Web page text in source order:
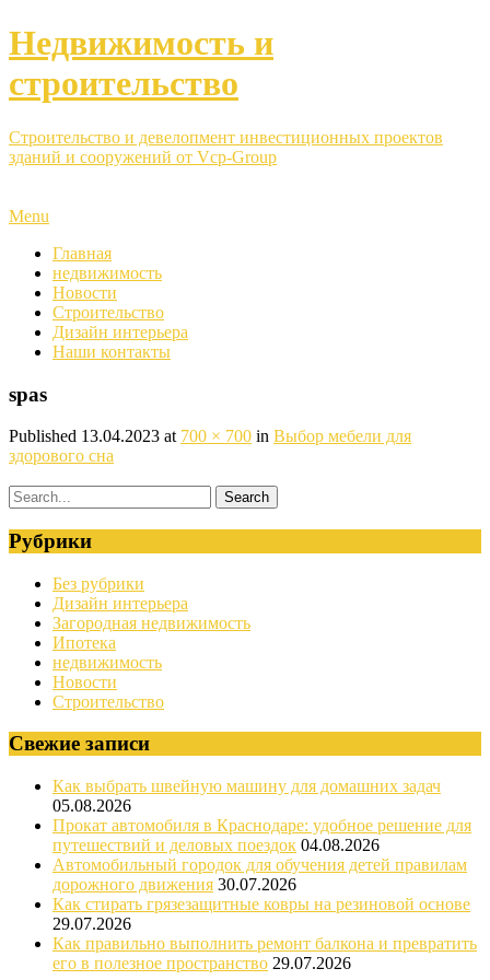
Недвижимость и
строительство
Строительство и девелопмент инвестиционных проектов
зданий и сооружений от Vcp-Group
Menu
Главная
недвижимость
Новости
Строительство
Дизайн интерьера
Наши контакты
spas
Published 13.04.2023 at 700 × 700 in Выбор мебели для
здорового сна
Рубрики
Без рубрики
Дизайн интерьера
Загородная недвижимость
Ипотека
недвижимость
Новости
Строительство
Свежие записи
Как выбрать швейную машину для домашних задач
05.08.2026
Прокат автомобиля в Краснодаре: удобное решение для
путешествий и деловых поездок 04.08.2026
Автомобильный городок для обучения детей правилам
дорожного движения 30.07.2026
Как стирать грязезащитные ковры на резиновой основе
29.07.2026
Как правильно выполнить ремонт балкона и превратить
его в полезное пространство 29.07.2026